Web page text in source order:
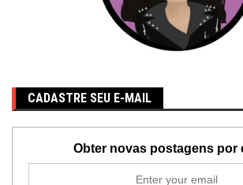
CADASTRE SEU E-MAIL
Obter novas postagens por